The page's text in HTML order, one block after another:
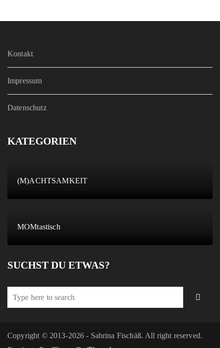
Kontakt
Impressum
Datenschutz
KATEGORIEN
(M)ACHTSAMKEIT
MOMtastisch
SUCHST DU ETWAS?
Copyright © 2013-2026 - Sabrina Fischäß. All right reserved.